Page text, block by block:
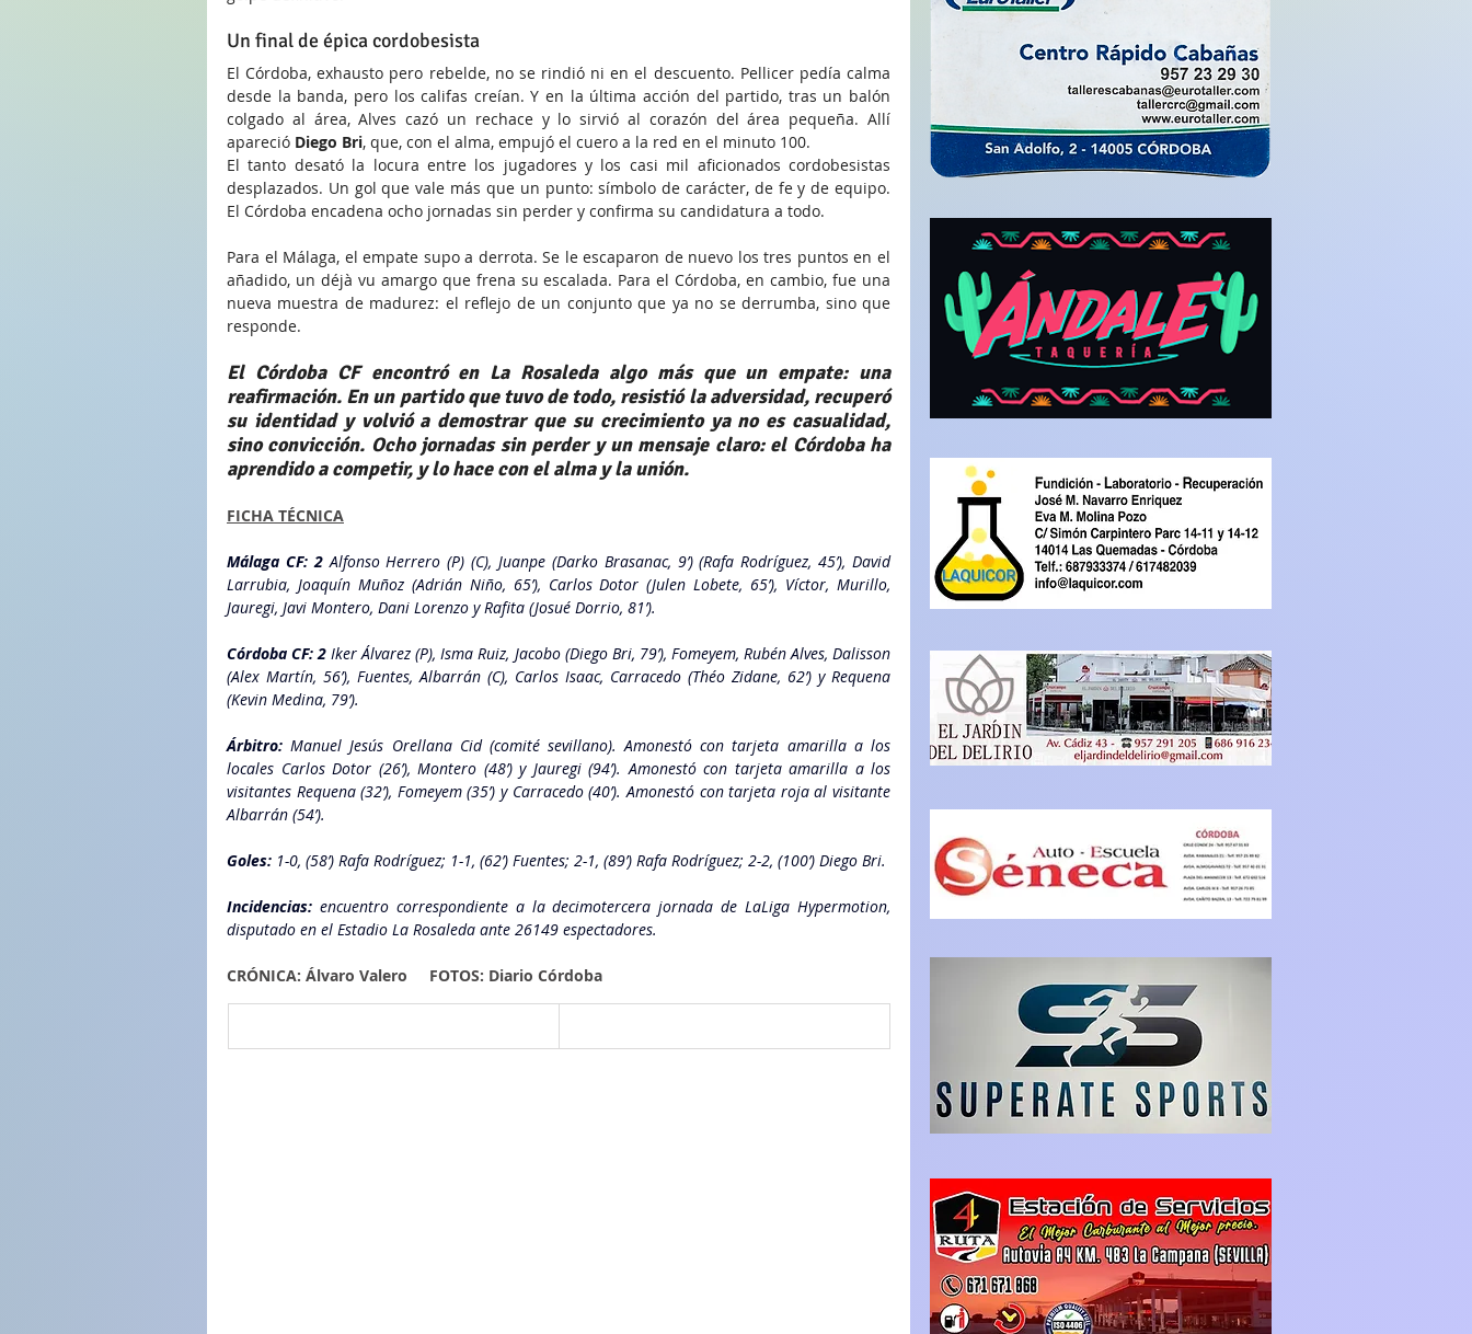
Un final de épica cordobesista
El Córdoba, exhausto pero rebelde, no se rindió ni en el descuento. Pellicer pedía calma
desde la banda, pero los califas creían. Y en la última acción del partido, tras un balón
colgado al área, Alves cazó un rechace y lo sirvió al corazón del área pequeña. Allí
apareció Diego Bri, que, con el alma, empujó el cuero a la red en el minuto 100.
El tanto desató la locura entre los jugadores y los casi mil aficionados cordobesistas
desplazados. Un gol que vale más que un punto: símbolo de carácter, de fe y de equipo.
El Córdoba encadena ocho jornadas sin perder y confirma su candidatura a todo.
Para el Málaga, el empate supo a derrota. Se le escaparon de nuevo los tres puntos en el
añadido, un déjà vu amargo que frena su escalada. Para el Córdoba, en cambio, fue una
nueva muestra de madurez: el reflejo de un conjunto que ya no se derrumba, sino que
responde.
El Córdoba CF encontró en La Rosaleda algo más que un empate: una
reafirmación. En un partido que tuvo de todo, resistió la adversidad, recuperó
su identidad y volvió a demostrar que su crecimiento ya no es casualidad,
sino convicción. Ocho jornadas sin perder y un mensaje claro: el Córdoba ha
aprendido a competir, y lo hace con el alma y la unión.
FICHA TÉCNICA
Málaga CF: 2 Alfonso Herrero (P) (C), Juanpe (Darko Brasanac, 9’) (Rafa Rodríguez, 45’), David
Larrubia, Joaquín Muñoz (Adrián Niño, 65’), Carlos Dotor (Julen Lobete, 65’), Víctor, Murillo,
Jauregi, Javi Montero, Dani Lorenzo y Rafita (Josué Dorrio, 81’).
Córdoba CF: 2 Iker Álvarez (P), Isma Ruiz, Jacobo (Diego Bri, 79’), Fomeyem, Rubén Alves, Dalisson
(Alex Martín, 56’), Fuentes, Albarrán (C), Carlos Isaac, Carracedo (Théo Zidane, 62’) y Requena
(Kevin Medina, 79’).
Árbitro: Manuel Jesús Orellana Cid (comité sevillano). Amonestó con tarjeta amarilla a los
locales Carlos Dotor (26’), Montero (48’) y Jauregi (94’). Amonestó con tarjeta amarilla a los
visitantes Requena (32’), Fomeyem (35’) y Carracedo (40’). Amonestó con tarjeta roja al visitante
Albarrán (54’).
Goles: 1-0, (58’) Rafa Rodríguez; 1-1, (62’) Fuentes; 2-1, (89’) Rafa Rodríguez; 2-2, (100’) Diego Bri.
Incidencias: encuentro correspondiente a la decimotercera jornada de LaLiga Hypermotion,
disputado en el Estadio La Rosaleda ante 26149 espectadores.
CRÓNICA: Álvaro Valero     FOTOS: Diario Córdoba